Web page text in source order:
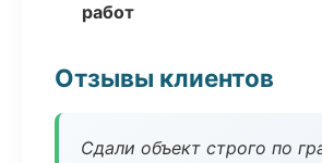
работ
Отзывы клиентов
Сдали объект строго по